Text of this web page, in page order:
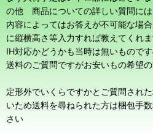
の他 商品についての詳しい質問には
内容によってはお答えが不可能な場
に縦横高さ等入力すれば教えてくれ
IH対応かどうかも当時は無いものです
送料のご質問ですがお安いもの希望
定形外でいくらですかとご質問され
いため送料を尋ねられた方は梱包手
さい